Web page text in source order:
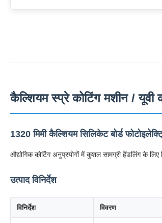
कैल्शियम स्प्रे कोटिंग मशीन / यूवी
1320 मिमी कैल्शियम सिलिकेट बोर्ड
औद्योगिक कोटिंग अनुप्रयोगों में कुशल सामग्री हैंडलिंग के
उत्पाद विनिर्देश
विनिर्देश विवरण